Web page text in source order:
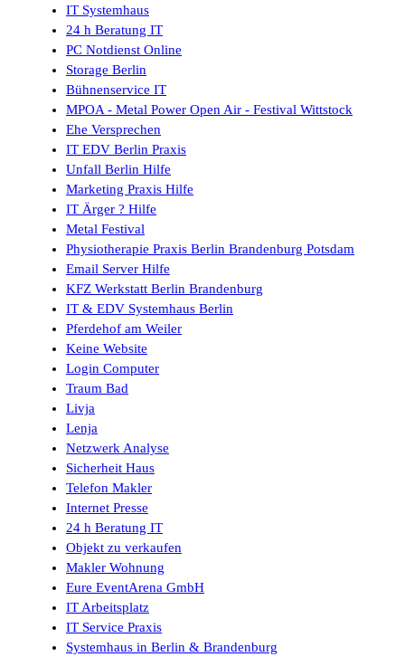
IT Systemhaus
24 h Beratung IT
PC Notdienst Online
Storage Berlin
Bühnenservice IT
MPOA - Metal Power Open Air - Festival Wittstock
Ehe Versprechen
IT EDV Berlin Praxis
Unfall Berlin Hilfe
Marketing Praxis Hilfe
IT Ärger ? Hilfe
Metal Festival
Physiotherapie Praxis Berlin Brandenburg Potsdam
Email Server Hilfe
KFZ Werkstatt Berlin Brandenburg
IT & EDV Systemhaus Berlin
Pferdehof am Weiler
Keine Website
Login Computer
Traum Bad
Livja
Lenja
Netzwerk Analyse
Sicherheit Haus
Telefon Makler
Internet Presse
24 h Beratung IT
Objekt zu verkaufen
Makler Wohnung
Eure EventArena GmbH
IT Arbeitsplatz
IT Service Praxis
Systemhaus in Berlin & Brandenburg